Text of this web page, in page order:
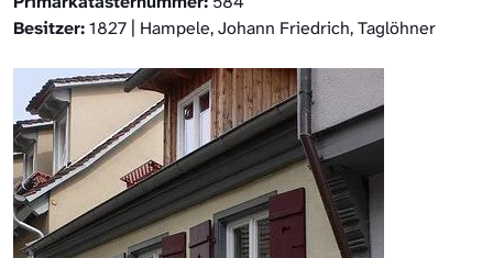
Besitzer:1827 | Hampele, Johann Friedrich, Taglöhner